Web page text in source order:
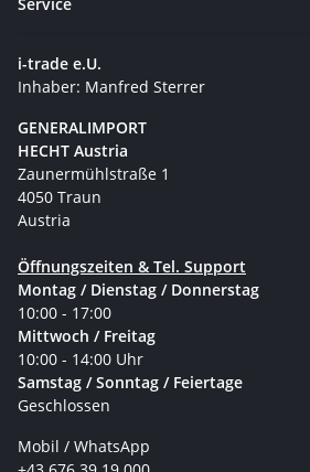
i-trade e.U.
Inhaber: Manfred Sterrer
GENERALIMPORT
HECHT Austria
Zaunermühlstraße 1
4050 Traun
Austria
Öffnungszeiten & Tel. Support
Montag / Dienstag / Donnerstag
10:00 - 17:00
Mittwoch / Freitag
10:00 - 14:00 Uhr
Samstag / Sonntag / Feiertage
Geschlossen
Mobil / WhatsApp